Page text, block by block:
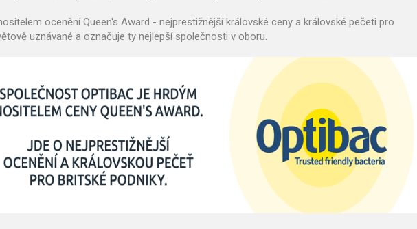
ocenění Queen's Award - nejprestižnější královské ceny a královské pečeti pro
uznávané a označuje ty nejlepší společnosti v oboru.